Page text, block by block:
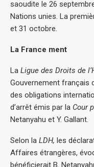
saoudite le 26
Nations unies. La
et 31 octobre.
La France ment
La Ligue des Droits de
Gouvernement français
des obligations
d’arrêt émis par la Cour
Netanyahu et Y. Gallant.
Selon la LDH, les
Affaires étrangères,
bénéficierait B.